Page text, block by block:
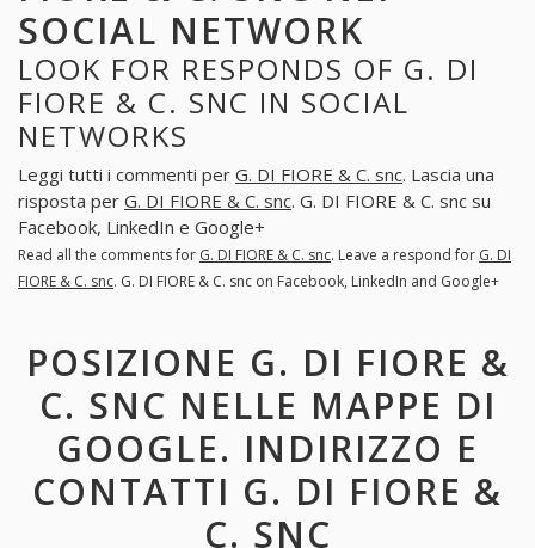
SOCIAL NETWORK
LOOK FOR RESPONDS OF G. DI
FIORE & C. SNC IN SOCIAL
NETWORKS
Leggi tutti i commenti per G. DI FIORE & C. snc. Lascia una
risposta per G. DI FIORE & C. snc. G. DI FIORE & C. snc su
Facebook, LinkedIn e Google+
Read all the comments for G. DI FIORE & C. snc. Leave a respond for G. DI
FIORE & C. snc. G. DI FIORE & C. snc on Facebook, LinkedIn and Google+
POSIZIONE G. DI FIORE &
C. SNC NELLE MAPPE DI
GOOGLE. INDIRIZZO E
CONTATTI G. DI FIORE &
C. SNC